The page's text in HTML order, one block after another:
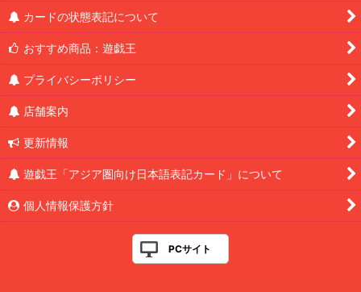
カードの状態表記について
おすすめ商品：遊戯王
プライバシーポリシー
店舗案内
更新情報
遊戯王「アジア圏向け日本語表記カード」について
個人情報保護方針
PCサイト